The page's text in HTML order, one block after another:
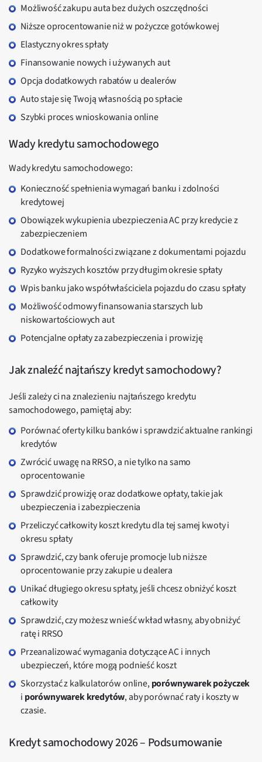
Możliwość zakupu auta bez dużych oszczędności
Niższe oprocentowanie niż w pożyczce gotówkowej
Elastyczny okres spłaty
Finansowanie nowych i używanych aut
Opcja dodatkowych rabatów u dealerów
Auto staje się Twoją własnością po spłacie
Szybki proces wnioskowania online
Wady kredytu samochodowego
Wady kredytu samochodowego:
Konieczność spełnienia wymagań banku i zdolności
kredytowej
Obowiązek wykupienia ubezpieczenia AC przy kredycie z
zabezpieczeniem
Dodatkowe formalności związane z dokumentami pojazdu
Ryzyko wyższych kosztów przy długim okresie spłaty
Wpis banku jako współwłaściciela pojazdu do czasu spłaty
Możliwość odmowy finansowania starszych lub
niskowartościowych aut
Potencjalne opłaty za zabezpieczenia i prowizję
Jak znaleźć najtańszy kredyt samochodowy?
Jeśli zależy ci na znalezieniu najtańszego kredytu
samochodowego, pamiętaj aby:
Porównać oferty kilku banków i sprawdzić aktualne rankingi
kredytów
Zwrócić uwagę na RRSO, a nie tylko na samo
oprocentowanie
Sprawdzić prowizję oraz dodatkowe opłaty, takie jak
ubezpieczenia i zabezpieczenia
Przeliczyć całkowity koszt kredytu dla tej samej kwoty i
okresu spłaty
Sprawdzić, czy bank oferuje promocje lub niższe
oprocentowanie przy zakupie u dealera
Unikać długiego okresu spłaty, jeśli chcesz obniżyć koszt
całkowity
Sprawdzić, czy możesz wnieść wkład własny, aby obniżyć
ratę i RRSO
Przeanalizować wymagania dotyczące AC i innych
ubezpieczeń, które mogą podnieść koszt
Skorzystać z kalkulatorów online,porównywarek pożyczek
i porównywarek kredytów, aby porównać raty i koszty w
czasie.
Kredyt samochodowy 2026 – Podsumowanie